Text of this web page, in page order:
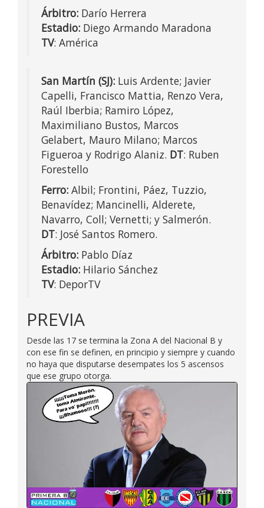
Árbitro: Darío Herrera
Estadio: Diego Armando Maradona
TV: América
San Martín (SJ): Luis Ardente; Javier
Capelli, Francisco Mattia, Renzo Vera,
Raúl Iberbia; Ramiro López,
Maximiliano Bustos, Marcos
Gelabert, Mauro Milano; Marcos
Figueroa y Rodrigo Alaniz. DT: Ruben
Forestello
Ferro: Albil; Frontini, Páez, Tuzzio,
Benavídez; Mancinelli, Alderete,
Navarro, Coll; Vernetti; y Salmerón.
DT: José Santos Romero.
Árbitro: Pablo Díaz
Estadio: Hilario Sánchez
TV: DeporTV
PREVIA
Desde las 17 se termina la Zona A del Nacional B y
con ese fin se definen, en principio y siempre y cuando
no haya que disputarse desempates los 5 ascensos
que ese grupo otorga.